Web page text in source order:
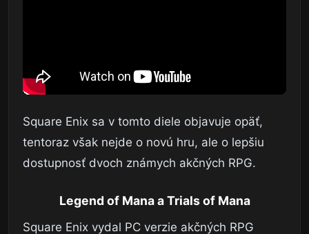
Square Enix sa v tomto diele objavuje opäť,
tentoraz však nejde o novú hru, ale o lepšiu
dostupnosť dvoch známych akčných RPG.
Legend of Mana a Trials of Mana
Square Enix vydal PC verzie akčných RPG